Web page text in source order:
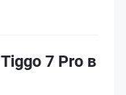
7 Pro в